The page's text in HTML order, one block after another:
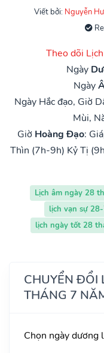
Viết bởi: Nguyễn
Theo dõi
Ngày
Ngày
Ngày Hắc đạo, Giờ
Mùi,
Giờ Hoàng Đạo:
Thìn (7h-9h) Kỷ Tị
Lịch âm ngày 28
lịch vạn sự
lịch ngày tốt 28
CHUYỂN ĐỔI
THÁNG 7
Chọn ngày dương